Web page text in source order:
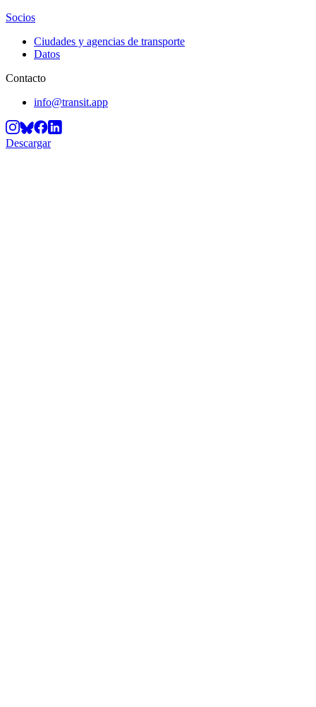
Socios
Ciudades y agencias de transporte
Datos
Contacto
info@transit.app
Descargar